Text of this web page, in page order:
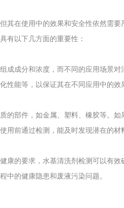
其在使用中的效果和安全性依然需
有以下几方面的重要性：
成成分和浓度，而不同的应用场景
性能等，以保证其在不同应用中的效
的部件，如金属、塑料、橡胶等。
用前通过检测，能及时发现潜在的材
康的要求，水基清洗剂检测可以有
中的健康隐患和废液污染问题。